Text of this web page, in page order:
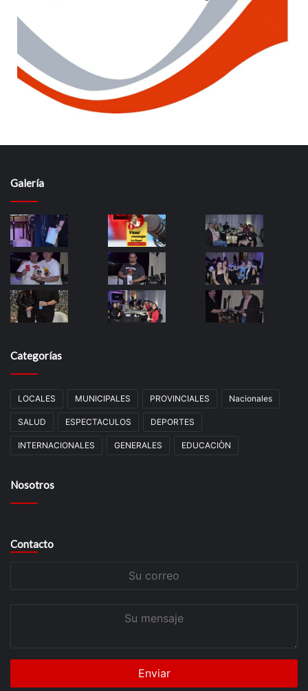
Galería
Categorías
LOCALES MUNICIPALES PROVINCIALES Nacionales
SALUD ESPECTACULOS DEPORTES
INTERNACIONALES GENERALES EDUCACIÒN
Nosotros
Contacto